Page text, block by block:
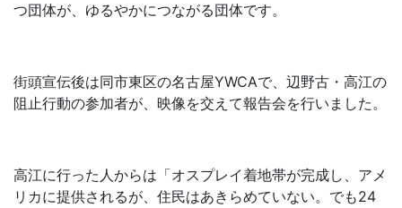
つ団体が、ゆるやかにつながる団体です。
街頭宣伝後は同市東区の名古屋YWCAで、辺野古・高江の
阻止行動の参加者が、映像を交えて報告会を行いました。
高江に行った人からは「オスプレイ着地帯が完成し、アメ
リカに提供されるが、住民はあきらめていない。でも24